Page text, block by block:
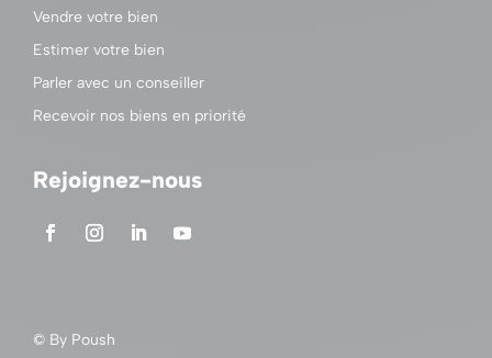
Vendre votre bien
Estimer votre bien
Parler avec un conseiller
Recevoir nos biens en priorité
Rejoignez-nous
© By Poush